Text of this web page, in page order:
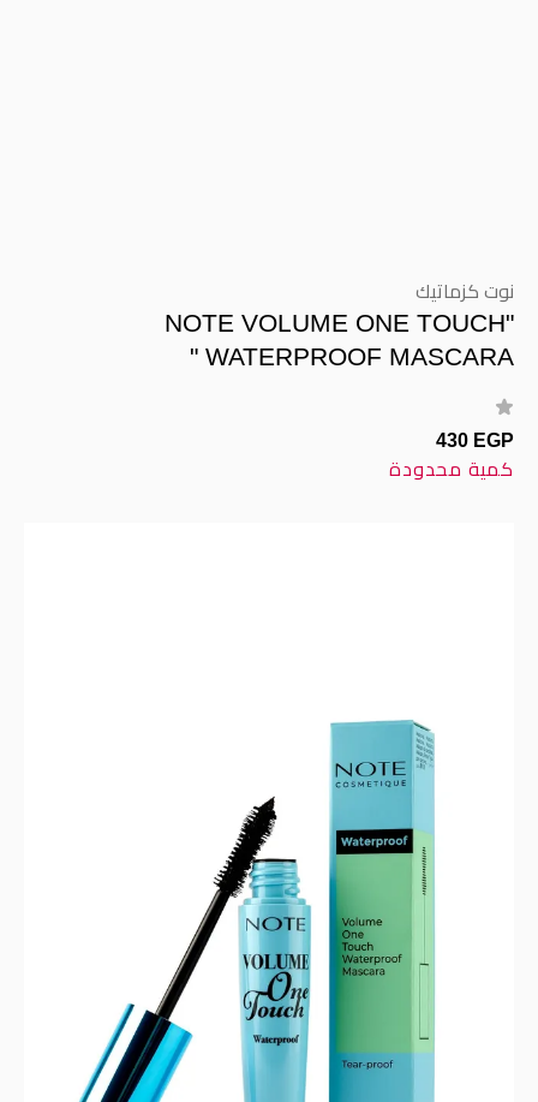
نوت كزماتيك
"NOTE VOLUME ONE TOUCH
WATERPROOF MASCARA "
430 EGP
كمية محدودة